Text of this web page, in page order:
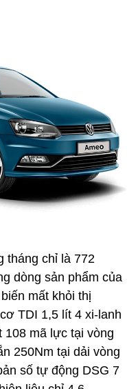
tháng chỉ là 772
dòng sản phẩm của
mất khỏi thị
TDI 1,5 lít 4 xi-lanh
108 mã lực tại vòng
250Nm tại dải vòng
số tự động DSG 7